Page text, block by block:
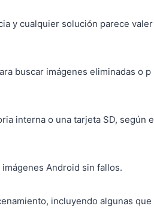
y cualquier solución parece valer
buscar imágenes eliminadas o p
interna o una tarjeta SD, según e
Android sin fallos.
incluyendo algunas que